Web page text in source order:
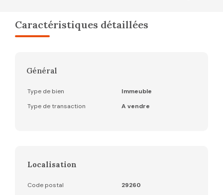
Caractéristiques détaillées
Général
Type de bien
Immeuble
Type de transaction
A vendre
Localisation
Code postal
29260